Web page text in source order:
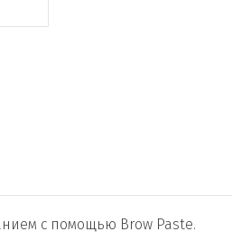
с помощью Brow Paste.